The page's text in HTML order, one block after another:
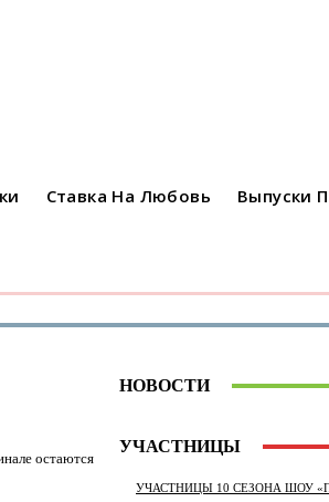
Ставка На Любовь Выпуски
остаются
НОВОСТИ
УЧАСТНИЦЫ
УЧАСТНИЦЫ 10 СЕЗОНА ШОУ